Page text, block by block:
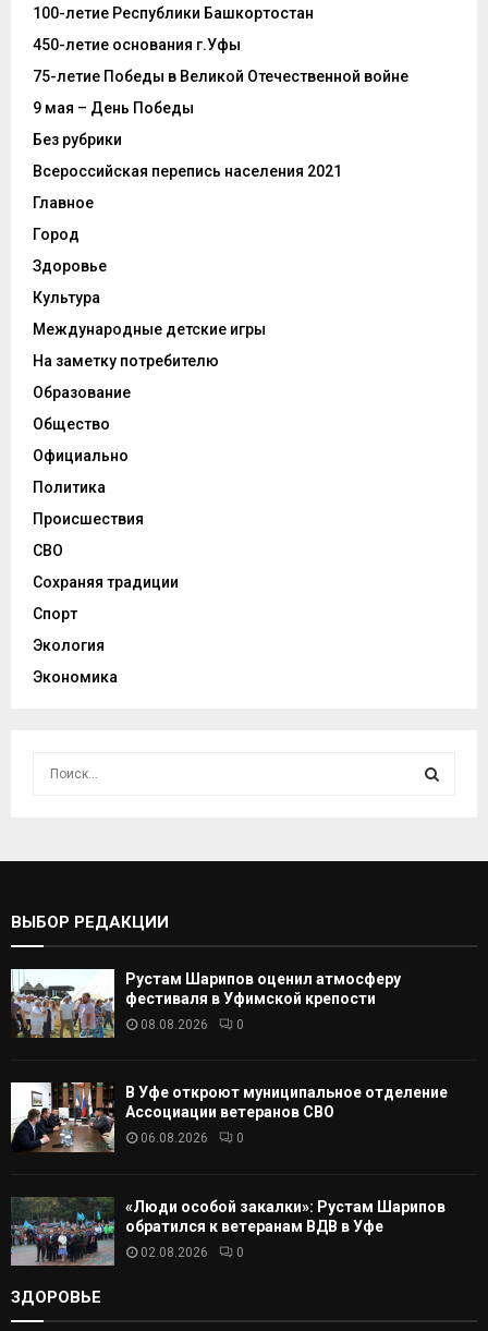
100-летие Республики Башкортостан
450-летие основания г.Уфы
75-летие Победы в Великой Отечественной войне
9 мая – День Победы
Без рубрики
Всероссийская перепись населения 2021
Главное
Город
Здоровье
Культура
Международные детские игры
На заметку потребителю
Образование
Общество
Официально
Политика
Происшествия
СВО
Сохраняя традиции
Спорт
Экология
Экономика
С
А
ВЫБОР РЕДАКЦИИ
Рустам Шарипов оценил атмосферу
фестиваля в Уфимской крепости
08.08.2026 0
В Уфе откроют муниципальное отделение
Ассоциации ветеранов СВО
06.08.2026 0
«Люди особой закалки»: Рустам Шарипов
обратился к ветеранам ВДВ в Уфе
02.08.2026 0
ЗДОРОВЬЕ